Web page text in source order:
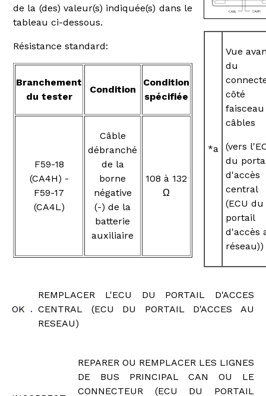
de la (des) valeur(s) indiquée(s) dans le
tableau ci-dessous.
Résistance standard:
Branchement
du tester
Condition
Condition
spécifiée
F59-18
(CA4H) -
F59-17
(CA4L)
Câble
débranché
de la
borne
négative
(-) de la
batterie
auxiliaire
108 à 132
Ω
*a
Vue
du
côté
câbles
(vers
du
d'accès
central
(ECU du
portail
d'accès
réseau))
OK
REMPLACER L'ECU DU PORTAIL D'ACCES
CENTRAL (ECU DU PORTAIL D'ACCES AU
RESEAU)
REPARER OU REMPLACER LES LIGNES
DE BUS PRINCIPAL CAN OU LE
CONNECTEUR (ECU DU PORTAIL